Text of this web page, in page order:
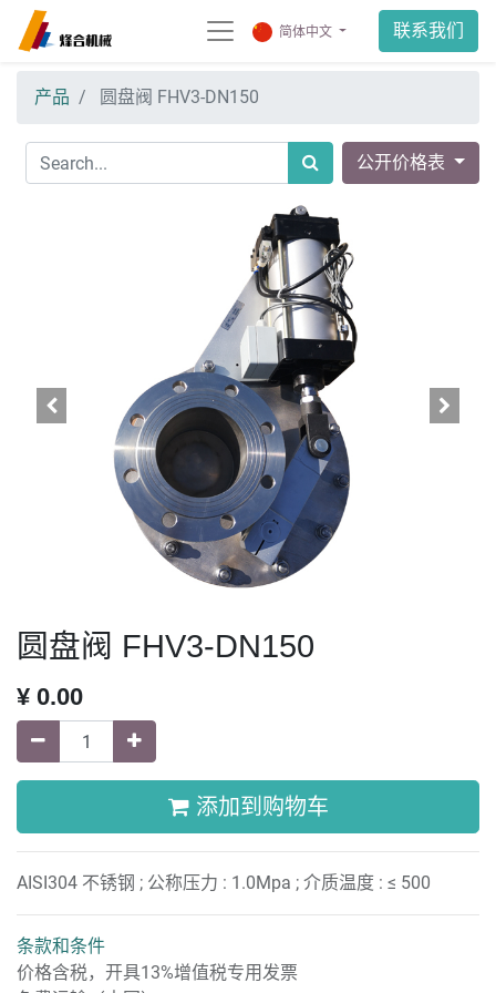
简体中文 联系我们
产品 圆盘阀 FHV3-DN150
公开价格表
圆盘阀 FHV3-DN150
¥ 0.00
添加到购物车
AISI304 不锈钢 ; 公称压力 : 1.0Mpa ; 介质温度 : ≤ 500
条款和条件
价格含税，开具13%增值税专用发票